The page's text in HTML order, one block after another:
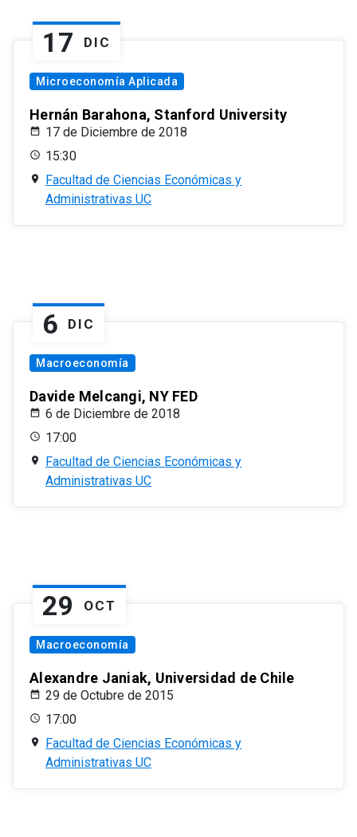
17 DIC
Microeconomía Aplicada
Hernán Barahona, Stanford University
17 de Diciembre de 2018
15:30
Facultad de Ciencias Económicas y
Administrativas UC
6 DIC
Macroeconomía
Davide Melcangi, NY FED
6 de Diciembre de 2018
17:00
Facultad de Ciencias Económicas y
Administrativas UC
29 OCT
Macroeconomía
Alexandre Janiak, Universidad de Chile
29 de Octubre de 2015
17:00
Facultad de Ciencias Económicas y
Administrativas UC